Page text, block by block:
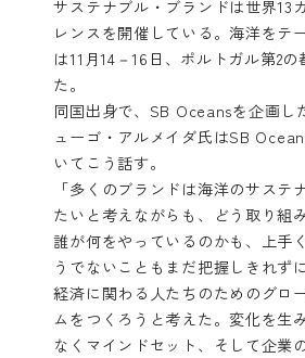
サステナブル・ブランドは世界13
レンスを開催している。海洋をテ
は11月14－16日、ポルトガル第2
た。
同国出身で、SB Oceansを企画し
ューゴ・アルメイダ氏はSB
いてこう話す。
「多くのブランドは海洋のサステ
たいと考えながらも、どう取り組
誰が何をやっているのかも、上手
うでないこともまだ把握しきれず
経済に関わる人たちのためのグロ
ムをつくろうと考えた。変化を生
なくマインドセット、そして企業